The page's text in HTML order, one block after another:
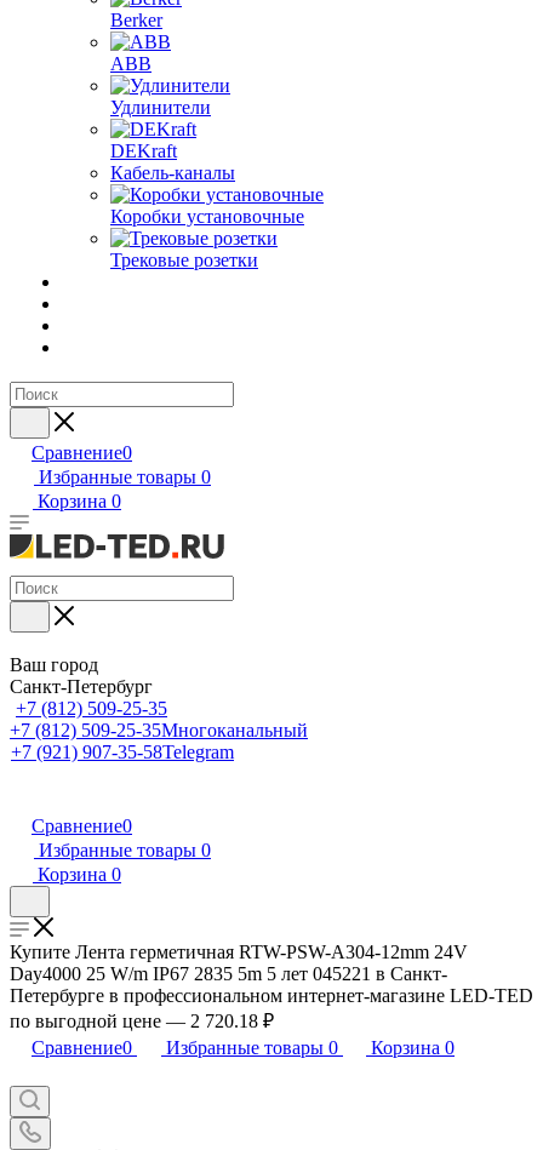
Berker
ABB
Удлинители
DEKraft
Кабель-каналы
Коробки установочные
Трековые розетки
Сравнение0
Избранные товары 0
Корзина 0
Ваш город
Санкт-Петербург
+7 (812) 509-25-35
+7 (812) 509-25-35Многоканальный
+7 (921) 907-35-58Telegram
Сравнение0
Избранные товары 0
Корзина 0
Купите Лента герметичная RTW-PSW-A304-12mm 24V
Day4000 25 W/m IP67 2835 5m 5 лет 045221 в Санкт-
Петербурге в профессиональном интернет-магазине LED-TED
по выгодной цене — 2 720.18 ₽
Сравнение0 Избранные товары 0 Корзина 0